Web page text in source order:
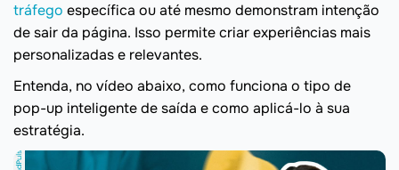
tráfego específica ou até mesmo demonstram intenção
de sair da página. Isso permite criar experiências mais
personalizadas e relevantes.
Entenda, no vídeo abaixo, como funciona o tipo de
pop-up inteligente de saída e como aplicá-lo à sua
estratégia.